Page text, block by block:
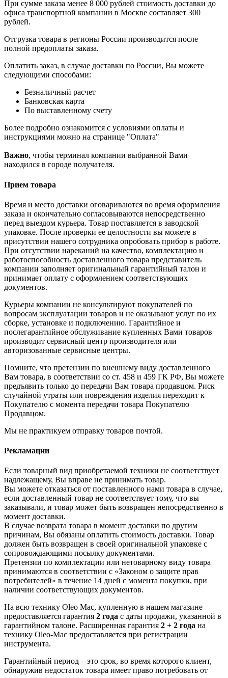
При сумме заказа менее 8 000 рублей стоимость доставки до
офиса транспортной компании в Москве составляет 300
рублей.
Отгрузка товара в регионы России производится после
полной предоплаты заказа.
Оплатить заказ, в случае доставки по России, Вы можете
следующими способами:
Безналичный расчет
Банковская карта
По выставленному счету
Более подробно ознакомится с условиями оплаты и
инструкциями можно на странице "Оплата"
Важно, чтобы терминал компании выбранной Вами
находился в городе получателя.
Прием товара
Время и место доставки оговариваются во время оформления
заказа и окончательно согласовываются непосредственно
перед выездом курьера. Товар поставляется в заводской
упаковке. После проверки ее целостности вы можете в
присутствии нашего сотрудника опробовать прибор в работе.
При отсутствии нареканий на качество, комплектацию и
работоспособность доставленного товара представитель
компании заполняет оригинальный гарантийный талон и
принимает оплату с оформлением соответствующих
документов.
Курьеры компании не консультируют покупателей по
вопросам эксплуатации товаров и не оказывают услуг по их
сборке, установке и подключению. Гарантийное и
послегарантийное обслуживание купленных Вами товаров
производит сервисный центр производителя или
авторизованные сервисные центры.
Помните, что претензии по внешнему виду доставленного
Вам товара, в соответствии со ст. 458 и 459 ГК РФ, Вы можете
предъявить только до передачи Вам товара продавцом. Риск
случайной утраты или повреждения изделия переходит к
Покупателю с момента передачи товара Покупателю
Продавцом.
Мы не практикуем отправку товаров почтой.
Рекламации
Если товарный вид приобретаемой техники не соответствует
надлежащему, Вы вправе не принимать товар.
Вы можете отказаться от поставленного нами товара в случае,
если доставленный товар не соответствует тому, что вы
заказывали, и товар может быть возвращен непосредственно в
момент доставки.
В случае возврата товара в момент доставки по другим
причинам, Вы обязаны оплатить стоимость доставки. Товар
должен быть возвращен в своей оригинальной упаковке с
сопровождающими посылку документами.
Претензии по комплектации или нетоварному виду товара
принимаются в соответствии с «Законом о защите прав
потребителей» в течение 14 дней с момента покупки, при
наличии соответствующих документов.
На всю технику Oleo Mac, купленную в нашем магазине
предоставляется гарантия 2 года с даты продажи, указанной в
гарантийном талоне. Расширенная гарантия 2 + 2 года на
технику Oleo-Mac предоставляется при регистрации
инструмента.
Гарантийный период – это срок, во время которого клиент,
обнаружив недостаток товара имеет право потребовать от